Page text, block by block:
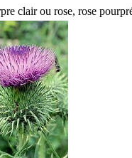
clair ou rose, rose